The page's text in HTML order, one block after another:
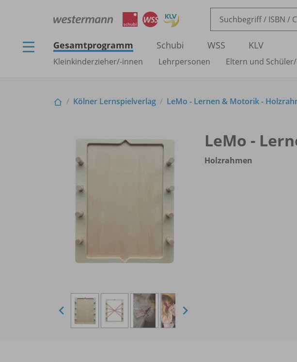
Gesamtprogramm Schubi WSS KLV
Kleinkinderzieher/-innen Lehrpersonen Eltern und Schüler/
Kölner Lernspielverlag LeMo - Lernen & Motorik -
LeMo -
Holzrahmen